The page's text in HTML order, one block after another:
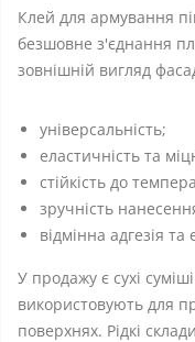
Клей для армування
безшовне з'єднання
зовнішній вигляд
універсальність;
еластичність та
стійкість до
зручність
відмінна адгезія
У продажу є сухі
використовують для
поверхнях. Рідкі